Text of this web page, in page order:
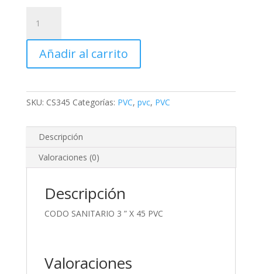
SANITARIO
3
X
PVC
cantidad
Añadir al carrito
SKU: CS345 Categorías: PVC, pvc, PVC
Descripción
Valoraciones (0)
Descripción
CODO SANITARIO 3 ” X 45 PVC
Valoraciones